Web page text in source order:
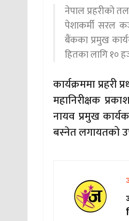
नेपाल प्रहरीको
पेशाकर्मी सरल
बैंकका प्रमुख
हितका लागि १०
कार्यक्रममा प्रहरी
महानिरीक्षक
नायव प्रमुख
बस्नेत लगायतको